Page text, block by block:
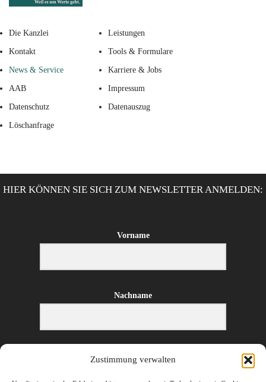
Zustimmung verwalten
Die Kanzlei Leistungen
Kontakt Tools & Formulare
News & Service Karriere & Jobs
AAB Impressum
Datenschutz Datenauszug
Löschanfrage
HIER KÖNNEN SIE SICH ZUM NEWSLETTER ANMELDEN:
Vorname
Nachname
E-Mail-Adresse